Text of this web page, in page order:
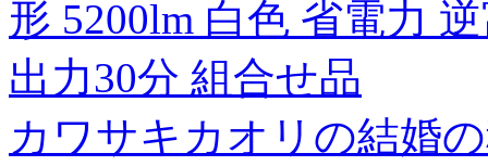
形 5200lm 白色 省電力
出力30分 組合せ品
カワサキカオリの結婚